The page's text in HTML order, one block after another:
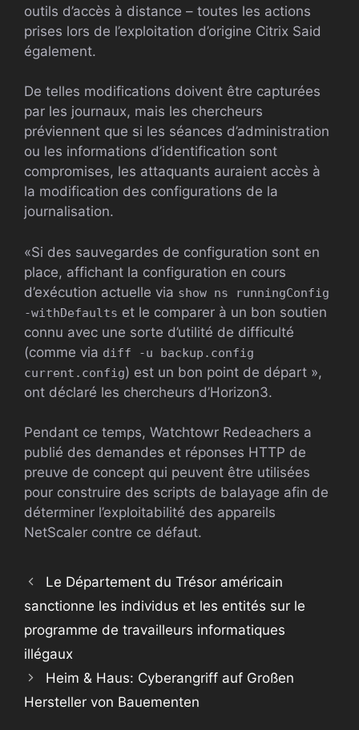
outils d’accès à distance – toutes les actions
prises lors de l’exploitation d’origine Citrix Said
également.
De telles modifications doivent être capturées
par les journaux, mais les chercheurs
préviennent que si les séances d’administration
ou les informations d’identification sont
compromises, les attaquants auraient accès à
la modification des configurations de la
journalisation.
«Si des sauvegardes de configuration sont en
place, affichant la configuration en cours
d’exécution actuelle via show ns runningConfig
-withDefaults et le comparer à un bon soutien
connu avec une sorte d’utilité de difficulté
(comme via diff -u backup.config
current.config) est un bon point de départ »,
ont déclaré les chercheurs d’Horizon3.
Pendant ce temps, Watchtowr Redeachers a
publié des demandes et réponses HTTP de
preuve de concept qui peuvent être utilisées
pour construire des scripts de balayage afin de
déterminer l’exploitabilité des appareils
NetScaler contre ce défaut.
Le Département du Trésor américain
sanctionne les individus et les entités sur le
programme de travailleurs informatiques
illégaux
Heim & Haus: Cyberangriff auf Großen
Hersteller von Bauementen